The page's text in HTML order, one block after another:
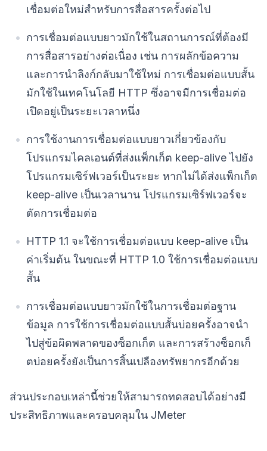
เชื่อมต่อใหม่สำหรับการสื่อสารครั้งต่อไป
การเชื่อมต่อแบบยาวมักใช้ในสถานการณ์ที่ต้องมี
การสื่อสารอย่างต่อเนื่อง เช่น การผลักข้อความ
และการนำลิงก์กลับมาใช้ใหม่ การเชื่อมต่อแบบสั้น
มักใช้ในเทคโนโลยี HTTP ซึ่งอาจมีการเชื่อมต่อ
เปิดอยู่เป็นระยะเวลาหนึ่ง
การใช้งานการเชื่อมต่อแบบยาวเกี่ยวข้องกับ
โปรแกรมไคลเอนต์ที่ส่งแพ็กเก็ต keep-alive ไปยัง
โปรแกรมเซิร์ฟเวอร์เป็นระยะ หากไม่ได้ส่งแพ็กเก็ต
keep-alive เป็นเวลานาน โปรแกรมเซิร์ฟเวอร์จะ
ตัดการเชื่อมต่อ
HTTP 1.1 จะใช้การเชื่อมต่อแบบ keep-alive เป็น
ค่าเริ่มต้น ในขณะที่ HTTP 1.0 ใช้การเชื่อมต่อแบบ
สั้น
การเชื่อมต่อแบบยาวมักใช้ในการเชื่อมต่อฐาน
ข้อมูล การใช้การเชื่อมต่อแบบสั้นบ่อยครั้งอาจนำ
ไปสู่ข้อผิดพลาดของซ็อกเก็ต และการสร้างซ็อกเก็
ตบ่อยครั้งยังเป็นการสิ้นเปลืองทรัพยากรอีกด้วย
ส่วนประกอบเหล่านี้ช่วยให้สามารถทดสอบได้อย่างมี
ประสิทธิภาพและครอบคลุมใน JMeter